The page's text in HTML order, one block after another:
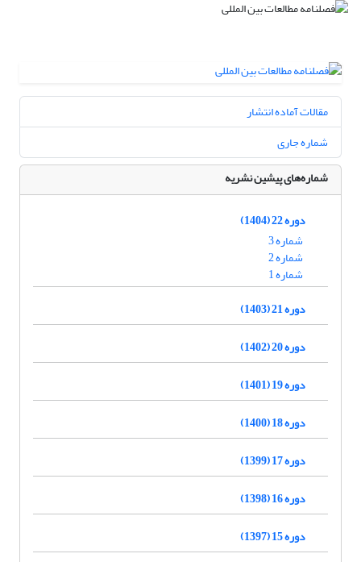
مقالات آماده انتشار
شماره جاری
شماره‌های پیشین نشریه
دوره 22 (1404)
شماره 3
شماره 2
شماره 1
دوره 21 (1403)
دوره 20 (1402)
دوره 19 (1401)
دوره 18 (1400)
دوره 17 (1399)
دوره 16 (1398)
دوره 15 (1397)